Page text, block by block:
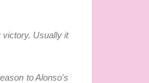
victory. Usually it
to Alonso's